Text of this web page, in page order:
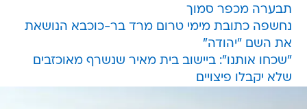
תבערה מכפר סמוך
נחשפה כתובת מימי טרום מרד בר-כוכבא הנושאת
את השם "יהודה"
"שכחו אותנו": ביישוב בית מאיר שנשרף מאוכזבים
שלא יקבלו פיצויים